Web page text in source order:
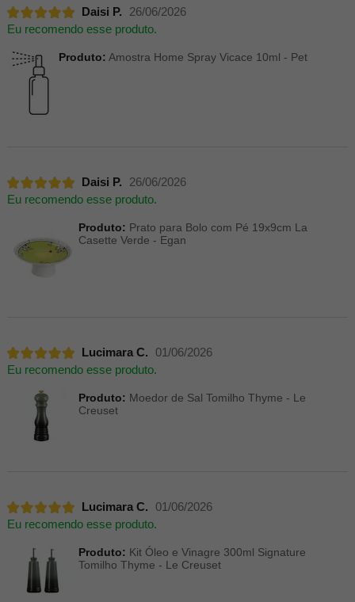
Daisi P.
26/06/2026
Eu recomendo esse produto.
Produto: Amostra Home Spray Vicace 10ml - Pet
Daisi P.
26/06/2026
Eu recomendo esse produto.
Produto: Prato para Bolo com Pé 19x9cm La
Casette Verde - Egan
Lucimara C.
01/06/2026
Eu recomendo esse produto.
Produto: Moedor de Sal Tomilho Thyme - Le
Creuset
Lucimara C.
01/06/2026
Eu recomendo esse produto.
Produto: Kit Óleo e Vinagre 300ml Signature
Tomilho Thyme - Le Creuset